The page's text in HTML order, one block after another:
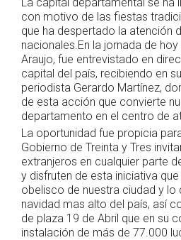
La capital departamental se ha
con motivo de las fiestas
que ha despertado la atención
nacionales.En la jornada de
Araujo, fue entrevistado en
capital del país, recibiendo en
periodista Gerardo Martínez,
de esta acción que convierte
departamento en el centro de
La oportunidad fue propicia
Gobierno de Treinta y Tres
extranjeros en cualquier parte
y disfruten de esta iniciativa
obelisco de nuestra ciudad y lo
navidad mas alto del país, así
de plaza 19 de Abril que en su
instalación de más de 77.000